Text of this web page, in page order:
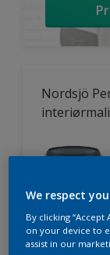
Nordsjö
We respect
By clicking
on your device to
assist in our